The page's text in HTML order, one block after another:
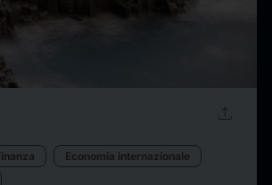
upload
Economia internazionale